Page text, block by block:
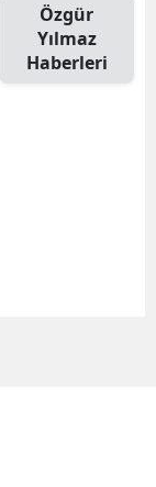
Özgür
Yılmaz
Haberleri